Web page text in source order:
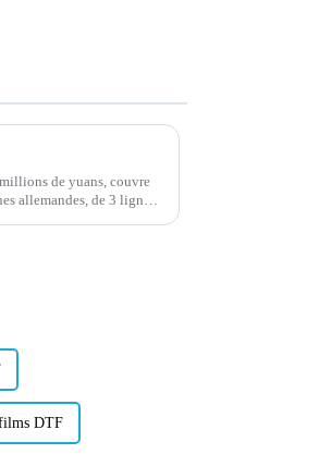
de yuans, couvre
allemandes, de 3 lignes
DTF